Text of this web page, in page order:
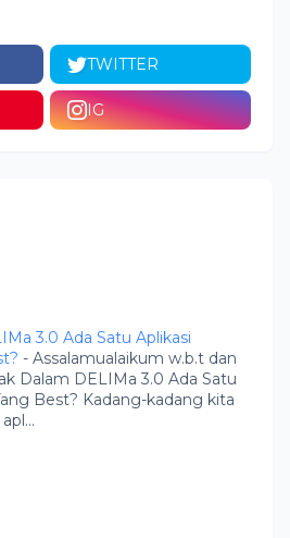
TWITTER
IG
3.0 Ada Satu Aplikasi
- Assalamualaikum w.b.t dan
Dalam DELIMa 3.0 Ada Satu
Best? Kadang-kadang kita